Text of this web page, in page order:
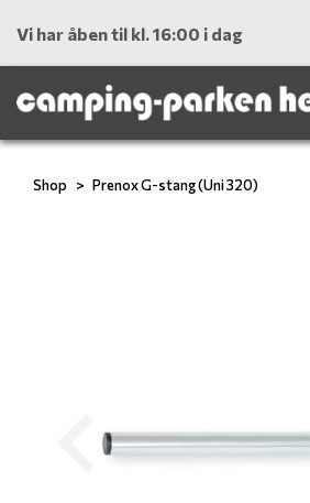
Vi har åben til kl. 16:00 i dag
Shop Prenox G-stang (Uni 320)
Previous